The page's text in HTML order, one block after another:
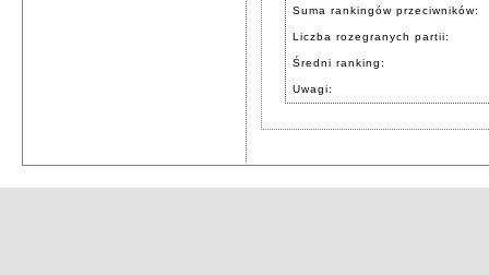
Suma rankingów przeciwników:
Liczba rozegranych partii:
Średni ranking:
Uwagi: